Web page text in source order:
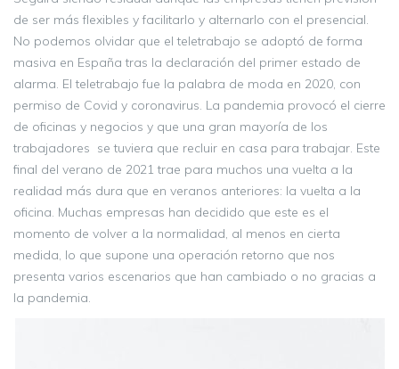
de ser más flexibles y facilitarlo y alternarlo con el presencial.
No podemos olvidar que el teletrabajo se adoptó de forma
masiva en España tras la declaración del primer estado de
alarma. El teletrabajo fue la palabra de moda en 2020, con
permiso de Covid y coronavirus. La pandemia provocó el cierre
de oficinas y negocios y que una gran mayoría de los
trabajadores se tuviera que recluir en casa para trabajar. Este
final del verano de 2021 trae para muchos una vuelta a la
realidad más dura que en veranos anteriores: la vuelta a la
oficina. Muchas empresas han decidido que este es el
momento de volver a la normalidad, al menos en cierta
medida, lo que supone una operación retorno que nos
presenta varios escenarios que han cambiado o no gracias a
la pandemia.